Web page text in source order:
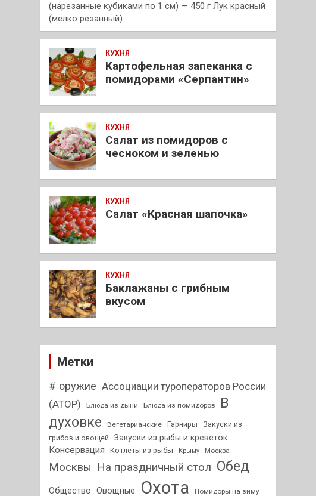
(нарезанные кубиками по 1 см) — 450 г Лук красный
(мелко резанный)…
КУХНЯ
Картофельная запеканка с
помидорами «Серпантин»
КУХНЯ
Салат из помидоров с
чесноком и зеленью
КУХНЯ
Салат «Красная шапочка»
КУХНЯ
Баклажаны с грибным
вкусом
Метки
# оружие Ассоциации туроператоров России
(АТОР)
Блюда из дыни Блюда из помидоров
В
духовке
Вегетарианские Гарниры
Закуски из
грибов и овощей
Закуски из рыбы и креветок
Консервация Котлеты из рыбы Крыму Москва
Москвы На праздничный стол Обед
Общество Овощные Охота Помидоры на зиму